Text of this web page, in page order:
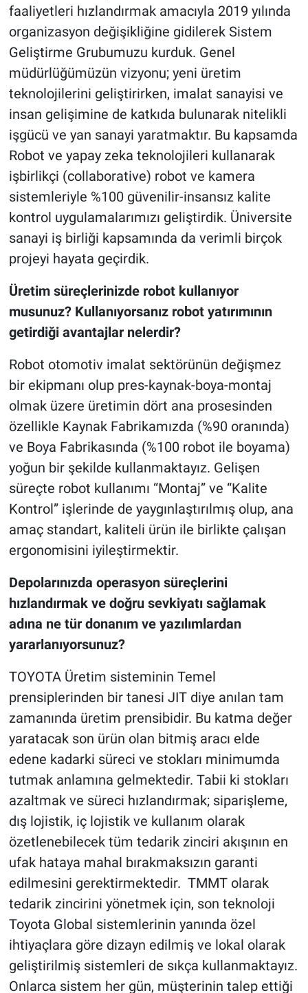
faaliyetleri hızlandırmak amacıyla 2019 yılında
organizasyon değişikliğine gidilerek Sistem
Geliştirme Grubumuzu kurduk. Genel
müdürlüğümüzün vizyonu; yeni üretim
teknolojilerini geliştirirken, imalat sanayisi ve
insan gelişimine de katkıda bulunarak nitelikli
işgücü ve yan sanayi yaratmaktır. Bu kapsamda
Robot ve yapay zeka teknolojileri kullanarak
işbirlikçi (collaborative) robot ve kamera
sistemleriyle %100 güvenilir-insansız kalite
kontrol uygulamalarımızı geliştirdik. Üniversite
sanayi iş birliği kapsamında da verimli birçok
projeyi hayata geçirdik.
Üretim süreçlerinizde robot kullanıyor
musunuz? Kullanıyorsanız robot yatırımının
getirdiği avantajlar nelerdir?
Robot otomotiv imalat sektörünün değişmez
bir ekipmanı olup pres-kaynak-boya-montaj
olmak üzere üretimin dört ana prosesinden
özellikle Kaynak Fabrikamızda (%90 oranında)
ve Boya Fabrikasında (%100 robot ile boyama)
yoğun bir şekilde kullanmaktayız. Gelişen
süreçte robot kullanımı “Montaj” ve “Kalite
Kontrol” işlerinde de yaygınlaştırılmış olup, ana
amaç standart, kaliteli ürün ile birlikte çalışan
ergonomisini iyileştirmektir.
Depolarınızda operasyon süreçlerini
hızlandırmak ve doğru sevkiyatı sağlamak
adına ne tür donanım ve yazılımlardan
yararlanıyorsunuz?
TOYOTA Üretim sisteminin Temel
prensiplerinden bir tanesi JIT diye anılan tam
zamanında üretim prensibidir. Bu katma değer
yaratacak son ürün olan bitmiş aracı elde
edene kadarki süreci ve stokları minimumda
tutmak anlamına gelmektedir. Tabii ki stokları
azaltmak ve süreci hızlandırmak; siparişleme,
dış lojistik, iç lojistik ve kullanım olarak
özetlenebilecek tüm tedarik zinciri akışının en
ufak hataya mahal bırakmaksızın garanti
edilmesini gerektirmektedir. TMMT olarak
tedarik zincirini yönetmek için, son teknoloji
Toyota Global sistemlerinin yanında özel
ihtiyaçlara göre dizayn edilmiş ve lokal olarak
geliştirilmiş sistemleri de sıkça kullanmaktayız.
Onlarca sistem her gün, müşterinin talep ettiği